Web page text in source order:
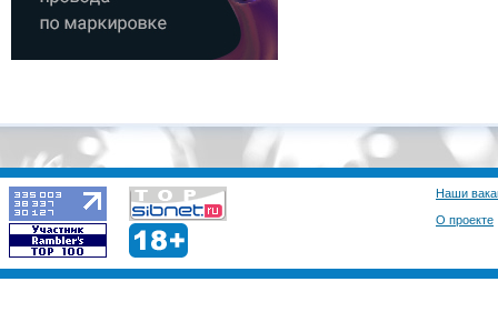
Наши
О проекте